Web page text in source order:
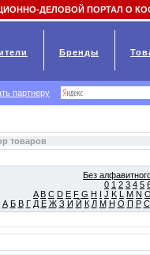
товаров
Без
0 1 2 3 4 5
A B C D E F G H I J K L M N
А Б В Г Д Е Ж З И Й К Л М Н О П Р С
ДЕЛОВОЙ ПОРТАЛ О
Бренды
партнеру